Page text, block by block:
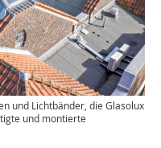
und Lichtbänder, die Glasolux
und montierte